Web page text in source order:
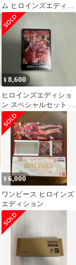
ム ヒロインズエディシ
ョン スペシャルセット
¥8,600
ヒロインズエディショ
ン スペシャルセット ド
ンカード 10枚 未開
封
¥6,000
ワンピース ヒロインズ
エディション